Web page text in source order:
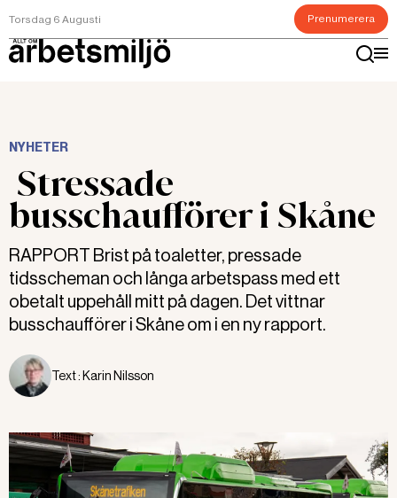
Torsdag 6 Augusti Prenumerera
NYHETER
Stressade
busschaufförer i Skåne
RAPPORT Brist på toaletter, pressade
tidsscheman och långa arbetspass med ett
obetalt uppehåll mitt på dagen. Det vittnar
busschaufförer i Skåne om i en ny rapport.
Text : Karin Nilsson